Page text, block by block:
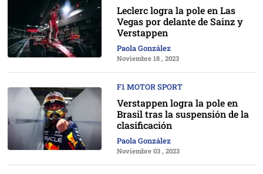
Leclerc logra la pole en Las
Vegas por delante de Sainz y
Verstappen
Paola González
Noviembre 18 , 2023
F1 MOTOR SPORT
Verstappen logra la pole en
Brasil tras la suspensión de la
clasificación
Paola González
Noviembre 03 , 2023